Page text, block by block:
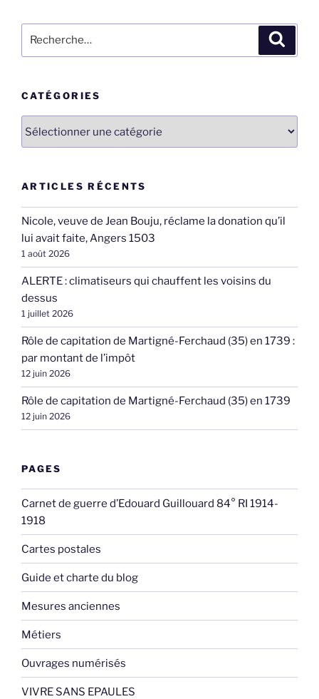
pour
CATÉGORIES
ARTICLES RÉCENTS
Nicole, veuve de Jean Bouju, réclame la donation qu’il
lui avait faite, Angers 1503
1 août 2026
ALERTE : climatiseurs qui chauffent les voisins du
dessus
1 juillet 2026
Rôle de capitation de Martigné-Ferchaud (35) en 1739 :
par montant de l’impôt
12 juin 2026
Rôle de capitation de Martigné-Ferchaud (35) en 1739
12 juin 2026
PAGES
Carnet de guerre d’Edouard Guillouard 84° RI 1914-
1918
Cartes postales
Guide et charte du blog
Mesures anciennes
Métiers
Ouvrages numérisés
VIVRE SANS EPAULES